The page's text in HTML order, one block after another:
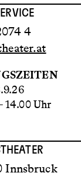
4
14.00 Uhr
Innsbruck